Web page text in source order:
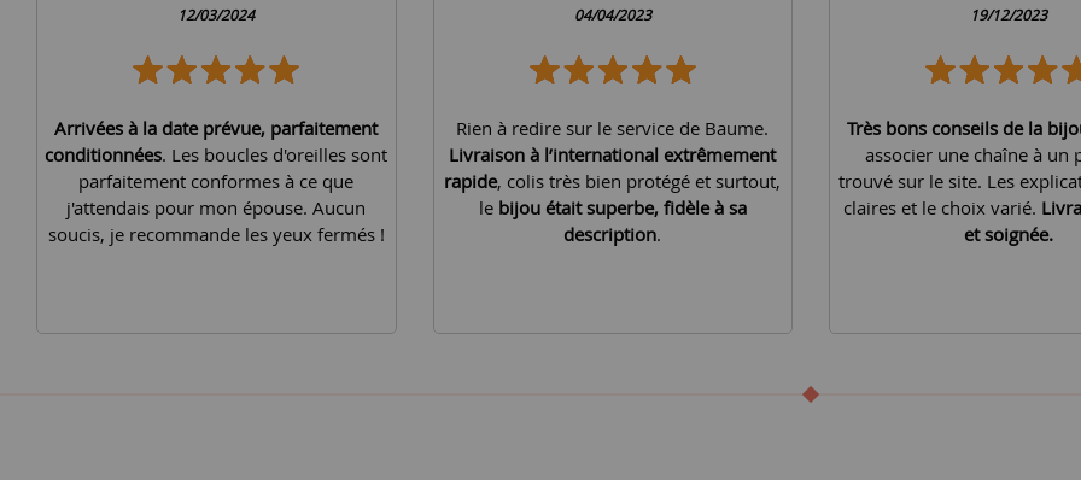
12/03/2024
Arrivées à la date prévue, parfaitement
conditionnées. Les boucles d'oreilles sont
parfaitement conformes à ce que
j'attendais pour mon épouse. Aucun
soucis, je recommande les yeux fermés !
04/04/2023
Rien à redire sur le service de Baume.
Livraison à l’international extrêmement
rapide, colis très bien protégé et surtout,
le bijou était superbe, fidèle à sa
description.
19/12/2023
Très bons conseils de la
associer une chaîne à un
trouvé sur le site. Les
claires et le choix varié.
et soignée.